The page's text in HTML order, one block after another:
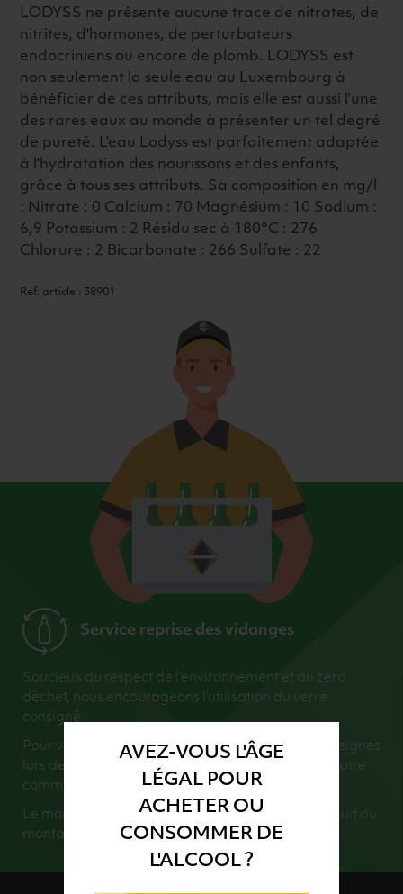
AVEZ-VOUS L'ÂGE
LÉGAL POUR
ACHETER OU
CONSOMMER DE
L'ALCOOL ?
LODYSS ne présente aucune trace de nitrates, de
nitrites, d'hormones, de perturbateurs
endocriniens ou encore de plomb. LODYSS est
non seulement la seule eau au Luxembourg à
bénéficier de ces attributs, mais elle est aussi l'une
des rares eaux au monde à présenter un tel degré
de pureté. L'eau Lodyss est parfaitement adaptée
à l'hydratation des nourissons et des enfants,
grâce à tous ses attributs. Sa composition en mg/l
: Nitrate : 0 Calcium : 70 Magnésium : 10 Sodium :
6,9 Potassium : 2 Résidu sec à 180°C : 276
Chlorure : 2 Bicarbonate : 266 Sulfate : 22
Ref. article : 38901
Service reprise des vidanges
Soucieux du respect de l’environnement et du zéro
déchet, nous encourageons l’utilisation du verre
consigné.
Pour vous faciliter la vie, nous récupérons vos consignes
lors de la livraison (dans la limite du montant de votre
commande).
Le montant de vos consignes retournées sera déduit du
montant total de votre commande.